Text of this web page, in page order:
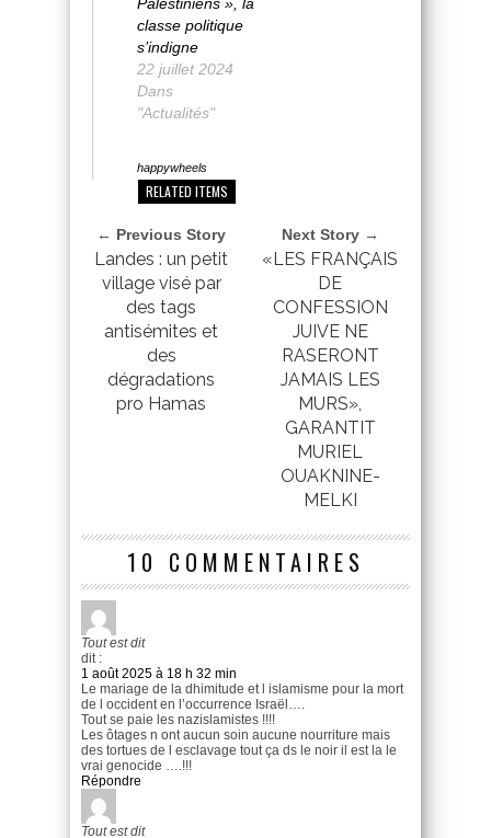
classe politique
s’indigne
22 juillet 2024
Dans
"Actualités"
happywheels
RELATED ITEMS
← Previous Story
Landes : un petit
village visé par
des tags
antisémites et
des
dégradations
pro Hamas
Next Story →
«LES FRANÇAIS
DE
CONFESSION
JUIVE NE
RASERONT
JAMAIS LES
MURS»,
GARANTIT
MURIEL
OUAKNINE-
MELKI
10 COMMENTAIRES
Tout est dit
dit :
1 août 2025 à 18 h 32 min
Le mariage de la dhimitude et l islamisme pour la mort
de l occident en l’occurrence Israël….
Tout se paie les nazislamistes !!!!
Les ôtages n ont aucun soin aucune nourriture mais
des tortues de l esclavage tout ça ds le noir il est la le
vrai genocide ….!!!
Répondre
Tout est dit